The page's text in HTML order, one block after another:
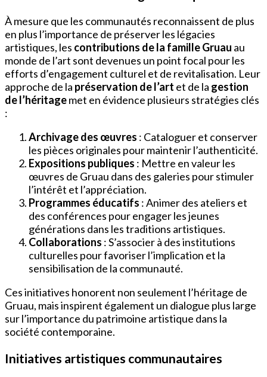
À mesure que les communautés reconnaissent de plus
en plus l’importance de préserver les légacies
artistiques, les contributions de la famille Gruau au
monde de l’art sont devenues un point focal pour les
efforts d’engagement culturel et de revitalisation. Leur
approche de la préservation de l’art et de la gestion
de l’héritagemet en évidence plusieurs stratégies clés
:
Archivage des œuvres : Cataloguer et conserver
les pièces originales pour maintenir l’authenticité.
Expositions publiques : Mettre en valeur les
œuvres de Gruau dans des galeries pour stimuler
l’intérêt et l’appréciation.
Programmes éducatifs : Animer des ateliers et
des conférences pour engager les jeunes
générations dans les traditions artistiques.
Collaborations : S’associer à des institutions
culturelles pour favoriser l’implication et la
sensibilisation de la communauté.
Ces initiatives honorent non seulement l’héritage de
Gruau, mais inspirent également un dialogue plus large
sur l’importance du patrimoine artistique dans la
société contemporaine.
Initiatives artistiques communautaires